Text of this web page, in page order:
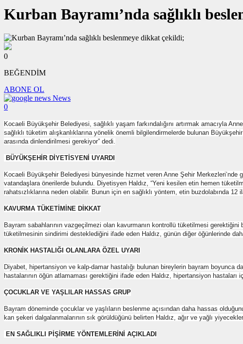
Kurban Bayramı’nda sağlıklı
0
BEĞENDİM
ABONE OL
News
0
Kocaeli Büyükşehir Belediyesi, sağlıklı yaşam farkındalığını artırmak amacıyla
sağlıklı tüketim alışkanlıklarına yönelik önemli bilgilendirmelerde bulunan
arasında dinlendirilmesi gerekiyor” dedi.
BÜYÜKŞEHİR DİYETİSYENİ UYARDI
Kocaeli Büyükşehir Belediyesi bünyesinde hizmet veren Anne Şehir
vatandaşlara önerilerde bulundu. Diyetisyen Haldız, “Yeni kesilen etin hemen
rahatsızlıklarına neden olabilir. Bunun için en sağlıklı yöntem, etin buzdolabında
KAVURMA TÜKETİMİNE DİKKAT
Bayram sabahlarının vazgeçilmezi olan kavurmanın kontrollü tüketilmesi
tüketilmesinin sindirimi desteklediğini ifade eden Haldız, günün diğer öğünlerinde
KRONİK HASTALIĞI OLANLARA ÖZEL UYARI
Diyabet, hipertansiyon ve kalp-damar hastalığı bulunan bireylerin bayram boyunca
hastalarının öğün atlamaması gerektiğini ifade eden Haldız, hipertansiyon
ÇOCUKLAR VE YAŞLILAR HASSAS GRUP
Bayram döneminde çocuklar ve yaşlıların beslenme açısından daha hassas
kan şekeri dalgalanmalarının sık görüldüğünü belirten Haldız, ağır ve yağlı
EN SAĞLIKLI PİŞİRME YÖNTEMLERİNİ AÇIKLADI